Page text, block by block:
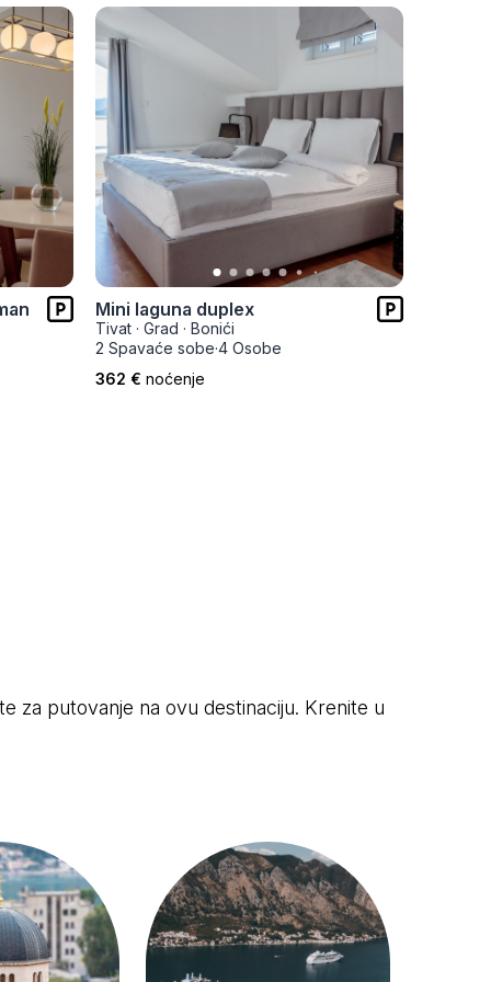
Mini laguna duplex
Tivat · Grad · Bonići
2 Spavaće sobe·4 Osobe
362 € noćenje
za putovanje na ovu destinaciju. Krenite u